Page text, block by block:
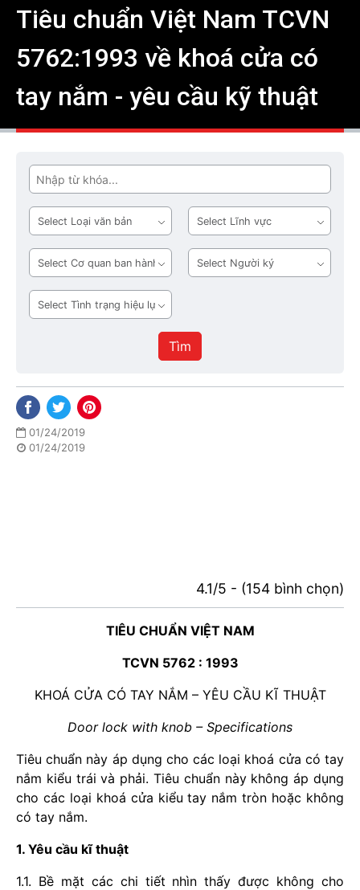
Tiêu chuẩn Việt Nam TCVN
5762:1993 về khoá cửa có
tay nắm - yêu cầu kỹ thuật
Tìm
Loại
văn
bản
Lĩnh
vực
Cơ
quan
ban
hành
Người
ký
Tình
trạng
Tìm
01/24/2019
01/24/2019
4.1/5 - (154 bình chọn)
TIÊU CHUẨN VIỆT NAM
TCVN 5762 : 1993
KHOÁ CỬA CÓ TAY NẮM – YÊU CẦU KĨ THUẬT
Door lock with knob – Specifications
Tiêu chuẩn này áp dụng cho các loại khoá cửa có tay
nắm kiểu trái và phải. Tiêu chuẩn này không áp dụng
cho các loại khoá cửa kiểu tay nắm tròn hoặc không
có tay nắm.
1. Yêu cầu kĩ thuật
1.1. Bề mặt các chi tiết nhìn thấy được không cho